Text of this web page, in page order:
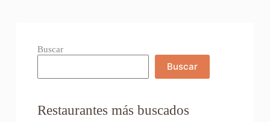
Buscar
Buscar
Restaurantes más buscados